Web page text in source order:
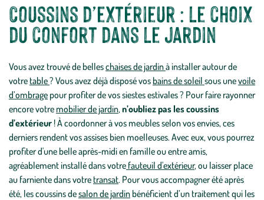
Coussins d’extérieur : le choix
du confort dans le jardin
Vous avez trouvé de belleschaises de jardinà installer autour de
votretable? Vous avez déjà disposé vos bains de soleil sous unevoile
d’ombrage pour profiter de vos siestes estivales ? Pour faire rayonner
encore votre mobilier de jardin,n’oubliez pas les coussins
d’extérieur ! À coordonner à vos meubles selon vos envies, ces
derniers rendent vos assises bien moelleuses. Avec eux, vous pourrez
profiter d'une belle après-midi en famille ou entre amis,
agréablement installé dans votre fauteuil d'extérieur, ou laisser place
au farniente dans votretransat. Pour vous accompagner été après
été, les coussins desalon de jardin bénéficient d’un traitement qui les